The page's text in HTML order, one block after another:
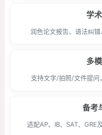
学
润色论文报告、语法纠错
多
支持文字/拍照/文件提问
备考
适配AP、IB、SAT、GRE